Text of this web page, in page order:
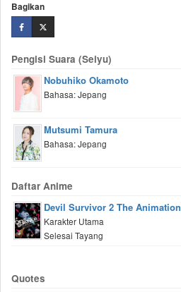
Bagikan
Pengisi Suara (Seiyu)
Nobuhiko Okamoto
Bahasa: Jepang
Mutsumi Tamura
Bahasa: Jepang
Daftar Anime
Devil Survivor 2 The Animation
Karakter Utama
Selesai Tayang
Quotes